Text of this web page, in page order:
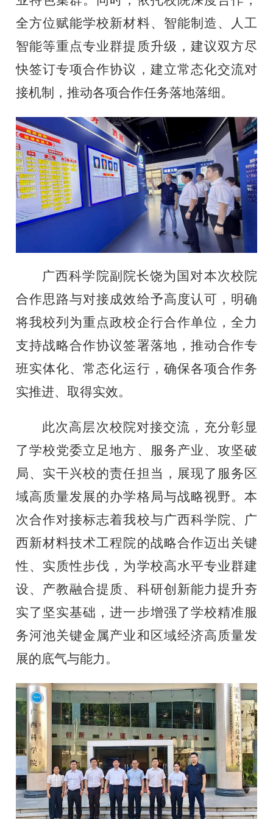
全方位赋能学校新材料、智能制造、人工
智能等重点专业群提质升级，建议双方尽
快签订专项合作协议，建立常态化交流对
接机制，推动各项合作任务落地落细。
广西科学院副院长饶为国对本次校院
合作思路与对接成效给予高度认可，明确
将我校列为重点政校企行合作单位，全力
支持战略合作协议签署落地，推动合作专
班实体化、常态化运行，确保各项合作务
实推进、取得实效。
此次高层次校院对接交流，充分彰显
了学校党委立足地方、服务产业、攻坚破
局、实干兴校的责任担当，展现了服务区
域高质量发展的办学格局与战略视野。本
次合作对接标志着我校与广西科学院、广
西新材料技术工程院的战略合作迈出关键
性、实质性步伐，为学校高水平专业群建
设、产教融合提质、科研创新能力提升夯
实了坚实基础，进一步增强了学校精准服
务河池关键金属产业和区域经济高质量发
展的底气与能力。